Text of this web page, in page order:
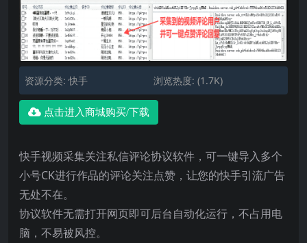
资源分类:快手 浏览热度: (1.7K)
点击进入商城购买/下载
快手视频采集关注私信评论协议软件，可一键导入多个
小号CK进行作品的评论关注点赞，让您的快手引流广告
无处不在。
协议软件无需打开网页即可后台自动化运行，不占用电
脑，不易被风控。